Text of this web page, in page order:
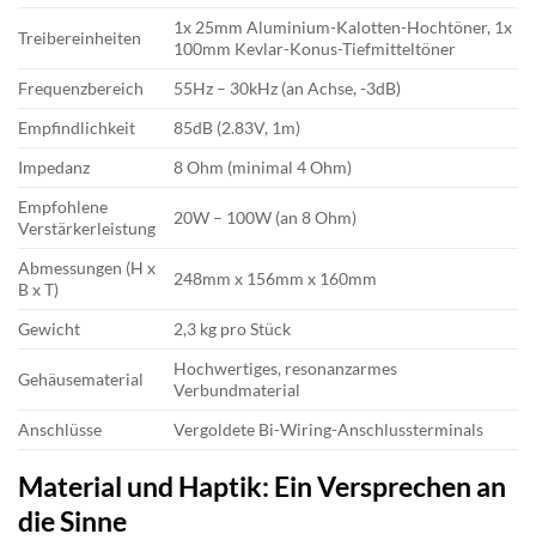
Treibereinheiten
1x 25mm Aluminium-Kalotten-Hochtöner, 1x
100mm Kevlar-Konus-Tiefmitteltöner
Frequenzbereich
55Hz – 30kHz (an Achse, -3dB)
Empfindlichkeit
85dB (2.83V, 1m)
Impedanz
8 Ohm (minimal 4 Ohm)
Empfohlene
Verstärkerleistung
20W – 100W (an 8 Ohm)
Abmessungen (H x
B x T)
248mm x 156mm x 160mm
Gewicht 2,3 kg pro Stück
Gehäusematerial
Hochwertiges, resonanzarmes
Verbundmaterial
Anschlüsse
Vergoldete Bi-Wiring-Anschlussterminals
Material und Haptik: Ein Versprechen an
die Sinne